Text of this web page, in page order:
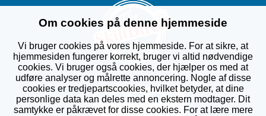
Om cookies på denne hjemmeside
Vi bruger cookies på vores hjemmeside. For at sikre, at
hjemmesiden fungerer korrekt, bruger vi altid nødvendige
cookies. Vi bruger også cookies, der hjælper os med at
udføre analyser og målrette annoncering. Nogle af disse
cookies er tredjepartscookies, hvilket betyder, at dine
personlige data kan deles med en ekstern modtager. Dit
samtykke er påkrævet for disse cookies. For at lære mere